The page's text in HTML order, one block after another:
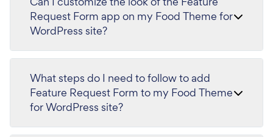
Request Form app on my Food Theme for
WordPress site?
What steps do I need to follow to add
Feature Request Form to my Food Theme
for WordPress site?